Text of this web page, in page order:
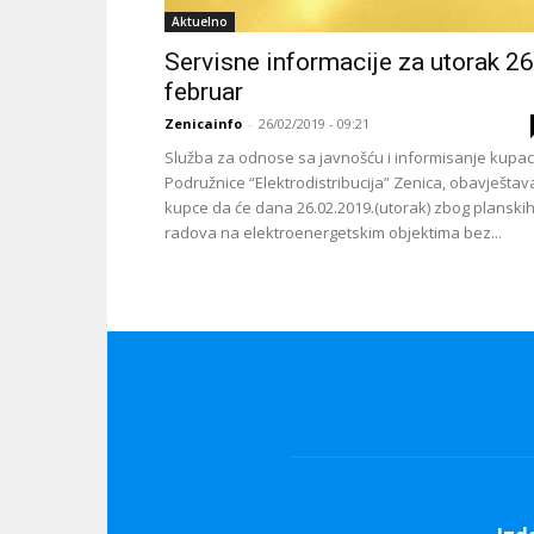
Aktuelno
Servisne informacije za utorak
februar
Zenicainfo - 26/02/2019 - 09:21
Služba za odnose sa javnošću i informisanje
Podružnice “Elektrodistribucija” Zenica,
kupce da će dana 26.02.2019.(utorak) zbog planskih
radova na elektroenergetskim objektima bez...